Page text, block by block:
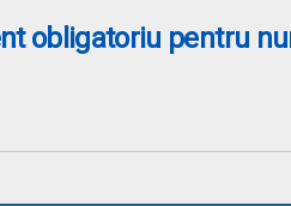
obligatoriu pentru